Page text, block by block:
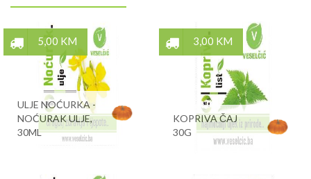
5,00 KM
ULJE NOĆURKA -
NOĆURAK ULJE,
30ML
3,00 KM
KOPRIVA ČAJ
30G